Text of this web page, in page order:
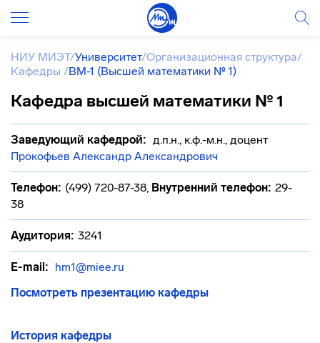
НИУ МИЭТ/Университет/Организационная структура/
Кафедры /ВМ-1 (Высшей математики № 1)
Кафедра высшей математики № 1
Заведующий кафедрой: д.п.н., к.ф.-м.н., доцент
Прокофьев Александр Александрович
Телефон: (499) 720-87-38, Внутренний телефон: 29-
38
Аудитория: 3241
E-mail: hm1@miee.ru
Посмотреть презентацию кафедры
История кафедры